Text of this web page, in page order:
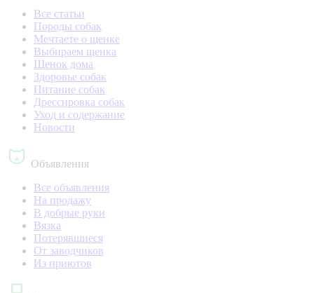
Все статьи
Породы собак
Мечтаете о щенке
Выбираем щенка
Щенок дома
Здоровье собак
Питание собак
Дрессировка собак
Уход и содержание
Новости
Объявления
Все объявления
На продажу
В добрые руки
Вязка
Потерявшиеся
От заводчиков
Из приютов